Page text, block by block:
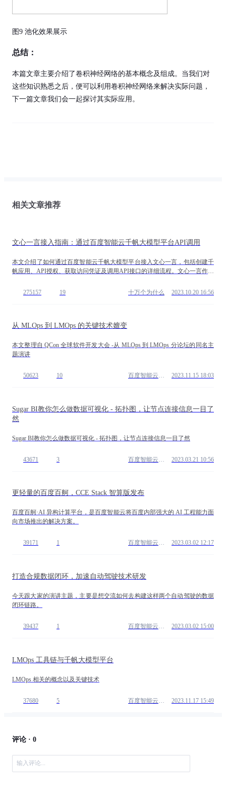
图9 池化效果展示
总结：
本篇文章主要介绍了卷积神经网络的基本概念及组成。当我们对
这些知识熟悉之后，便可以利用卷积神经网络来解决实际问题，
下一篇文章我们会一起探讨其实际应用。
相关文章推荐
文心一言接入指南：通过百度智能云千帆大模型平台API调用
本文介绍了如何通过百度智能云千帆大模型平台接入文心一言，包括创建千
帆应用、API授权、获取访问凭证及调用API接口的详细流程。文心一言作为
台可轻松实现多场景应用。
275157 19 十万个为什么 2023.10.20 16:56
从 MLOps 到 LMOps 的关键技术嬗变
本文整理自 QCon 全球软件开发大会 -从 MLOps 到 LMOps 分论坛的同名主
题演讲
50623 10 百度智能云开发者中心 2023.11.15 18:03
Sugar BI教你怎么做数据可视化 - 拓扑图，让节点连接信息一目了
然
Sugar BI教你怎么做数据可视化 - 拓扑图，让节点连接信息一目了然
43671 3 百度智能云开发者中心 2023.03.21 10:56
更轻量的百度百舸，CCE Stack 智算版发布
百度百舸·AI 异构计算平台，是百度智能云将百度内部强大的 AI 工程能力面
向市场推出的解决方案。
39171 1 百度智能云开发者中心 2023.03.02 12:17
打造合规数据闭环，加速自动驾驶技术研发
今天跟大家的演讲主题，主要是想交流如何去构建这样两个自动驾驶的数据
闭环链路。
39437 1 百度智能云开发者中心 2023.03.02 15:00
LMOps 工具链与千帆大模型平台
LMOps 相关的概念以及关键技术
37680 5 2023.11.17 15:49
评论 · 0
输入评论...